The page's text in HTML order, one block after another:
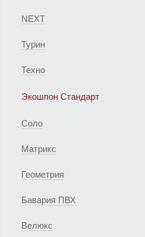
NEXT
Турин
Техно
Экошпон Стандарт
Соло
Матрикс
Геометрия
Бавария ПВХ
Велюкс